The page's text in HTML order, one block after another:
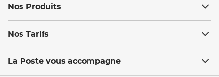
Nos Produits
Nos Tarifs
La Poste vous accompagne